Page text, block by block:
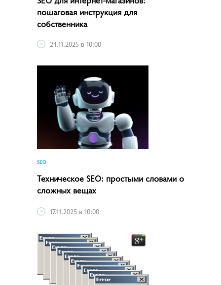
пошаговая инструкция для
собственника
24.11.2025 в 10:00
SEO
Техническое SEO: простыми словами о
сложных вещах
17.11.2025 в 10:00